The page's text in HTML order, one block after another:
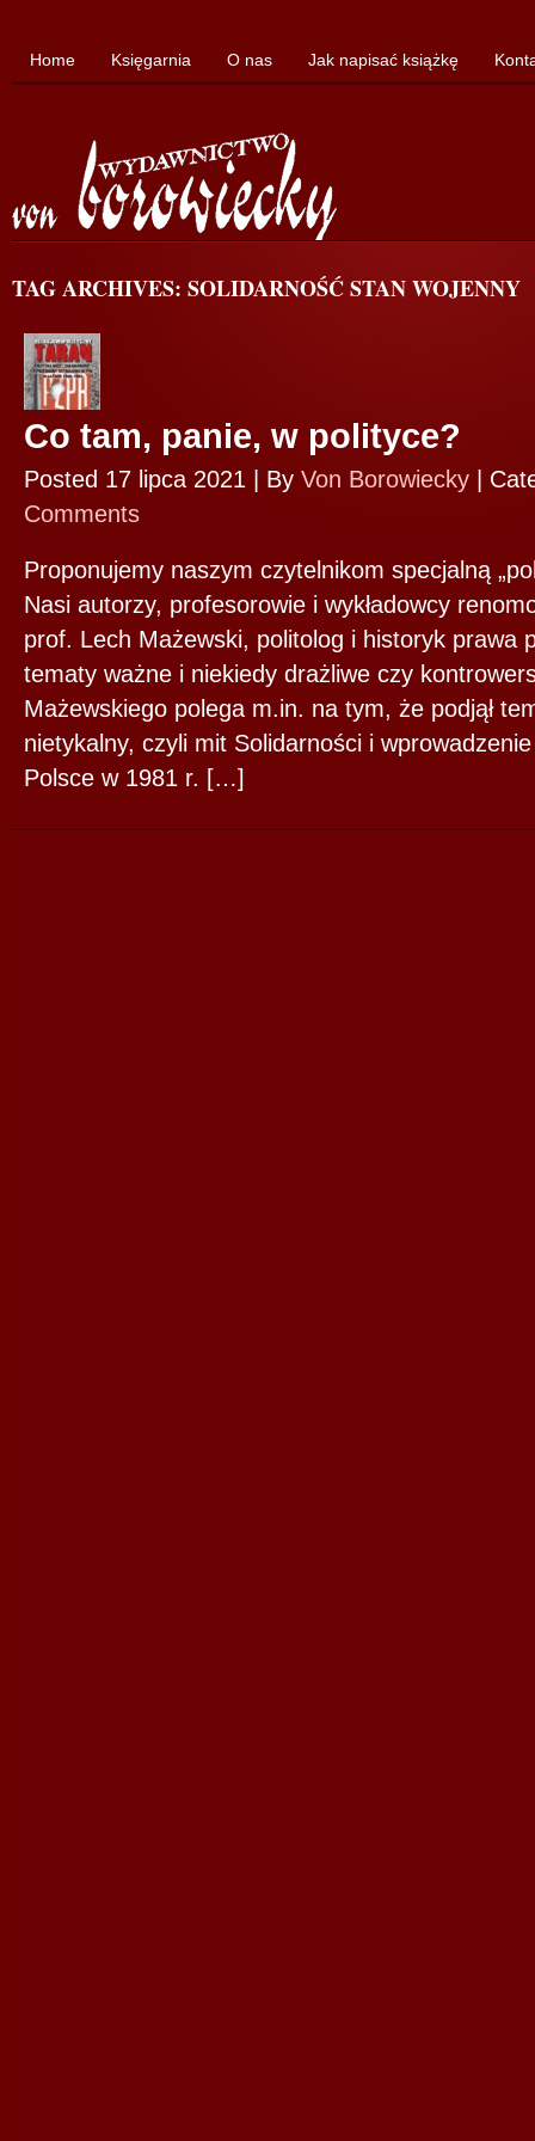
Home Księgarnia O nas Jak napisać książkę
TAG ARCHIVES: SOLIDARNOŚĆ STAN WOJENNY
Co tam, panie, w polityce?
Posted 17 lipca 2021 | By Von Borowiecky
Comments
Proponujemy naszym czytelnikom specjalną
Nasi autorzy, profesorowie i wykładowcy
prof. Lech Mażewski, politolog i historyk prawa
tematy ważne i niekiedy drażliwe czy
Mażewskiego polega m.in. na tym, że podjął
nietykalny, czyli mit Solidarności i
Polsce w 1981 r. […]